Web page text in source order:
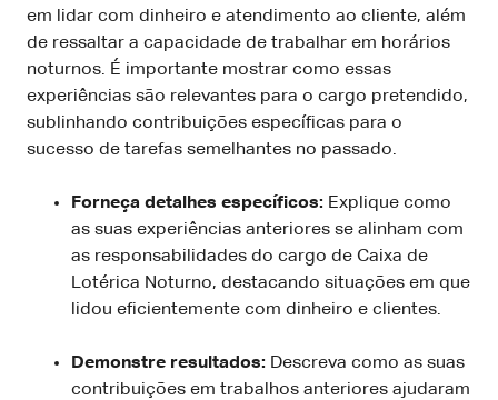
em lidar com dinheiro e atendimento ao cliente, além
de ressaltar a capacidade de trabalhar em horários
noturnos. É importante mostrar como essas
experiências são relevantes para o cargo pretendido,
sublinhando contribuições específicas para o
sucesso de tarefas semelhantes no passado.
Forneça detalhes específicos: Explique como
as suas experiências anteriores se alinham com
as responsabilidades do cargo de Caixa de
Lotérica Noturno, destacando situações em que
lidou eficientemente com dinheiro e clientes.
Demonstre resultados: Descreva como as suas
contribuições em trabalhos anteriores ajudaram